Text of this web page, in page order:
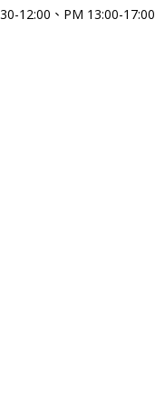
12:00、PM 13:00-17:00